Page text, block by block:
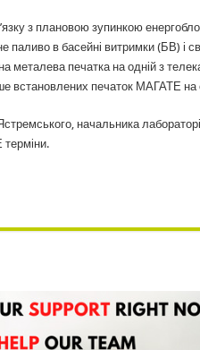
з плановою зупинкою
паливо в басейні витримки (БВ) і
металева печатка на одній з
встановлених печаток МАГАТЕ на
начальника